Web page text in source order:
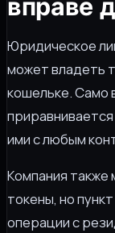
вправе
Юридическое
может владеть
кошельке. Само
ими с любым
Компания
токены, но
операции с